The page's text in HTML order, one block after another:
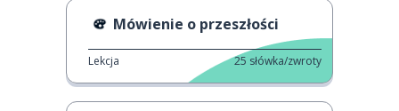
Mówienie o przeszłości
Lekcja 25 słówka/zwroty